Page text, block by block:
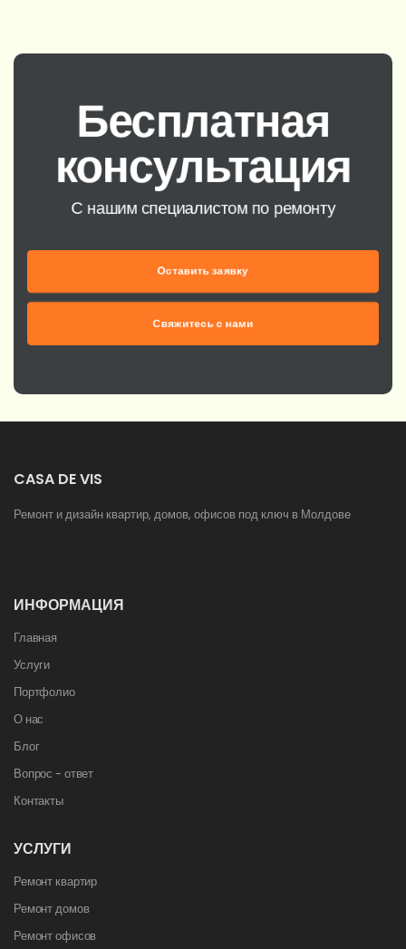
Бесплатная
консультация
С нашим специалистом по ремонту
Оставить заявку
Свяжитесь с нами
CASA DE VIS
Ремонт и дизайн квартир, домов, офисов под ключ в Молдове
ИНФОРМАЦИЯ
Главная
Услуги
Портфолио
О нас
Блог
Вопрос - ответ
Контакты
УСЛУГИ
Ремонт квартир
Ремонт домов
Ремонт офисов